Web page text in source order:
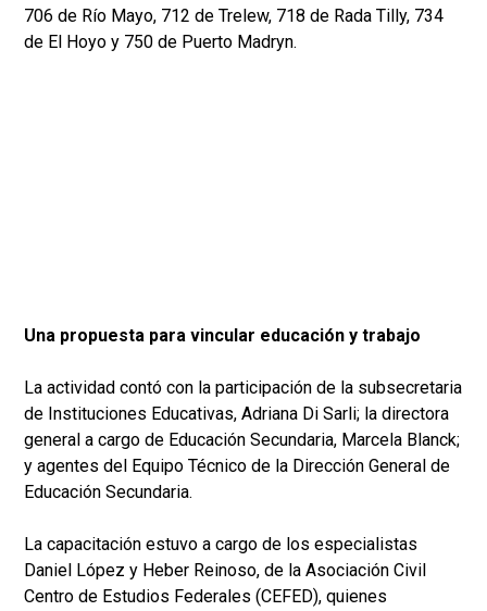
706 de Río Mayo, 712 de Trelew, 718 de Rada Tilly, 734
de El Hoyo y 750 de Puerto Madryn.
Una propuesta para vincular educación y trabajo
La actividad contó con la participación de la subsecretaria
de Instituciones Educativas, Adriana Di Sarli; la directora
general a cargo de Educación Secundaria, Marcela Blanck;
y agentes del Equipo Técnico de la Dirección General de
Educación Secundaria.
La capacitación estuvo a cargo de los especialistas
Daniel López y Heber Reinoso, de la Asociación Civil
Centro de Estudios Federales (CEFED), quienes